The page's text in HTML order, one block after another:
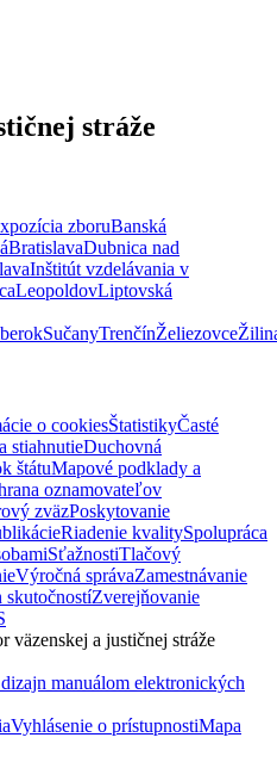
stráže
zboruBanská
BratislavaDubnica nad
Inštitút vzdelávania v
LeopoldovLiptovská
SučanyTrenčínŽeliezovce
o cookiesŠtatistikyČasté
stiahnutieDuchovná
štátuMapové podklady a
oznamovateľov
zväzPoskytovanie
Riadenie kvalitySpolupráca
SťažnostiTlačový
Výročná správaZamestnávanie
skutočnostíZverejňovanie
väzenskej a justičnej stráže
manuálom elektronických
Vyhlásenie o prístupnostiMapa